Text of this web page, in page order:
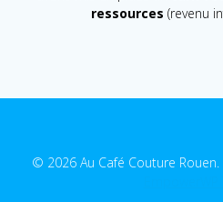
ressources (revenu
© 2026 Au Café Couture